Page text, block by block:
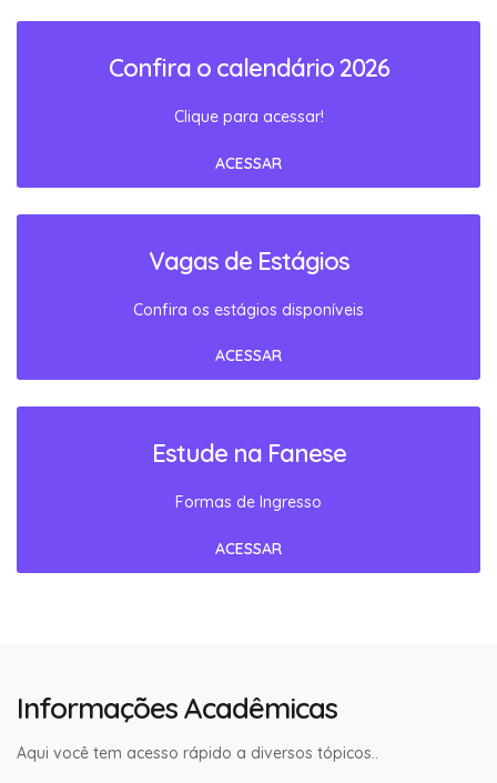
Confira o calendário 2026
Clique para acessar!
ACESSAR
Vagas de Estágios
Confira os estágios disponíveis
ACESSAR
Estude na Fanese
Formas de Ingresso
ACESSAR
Informações Acadêmicas
Aqui você tem acesso rápido a diversos tópicos..